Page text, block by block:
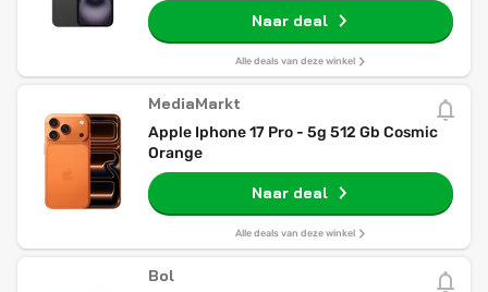
Naar deal
Alle deals van deze winkel
MediaMarkt
Apple Iphone 17 Pro - 5g 512 Gb Cosmic
Orange
Naar deal
Alle deals van deze winkel
Bol